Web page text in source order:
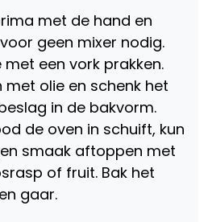
met de hand en
geen mixer nodig.
met een vork prakken.
met olie en schenk het
in de bakvorm.
de oven in schuift, kun
smaak aftoppen met
of fruit. Bak het
gaar.